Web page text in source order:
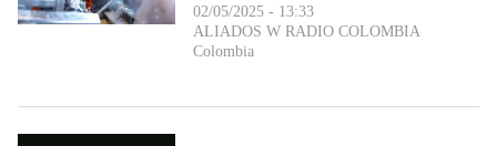
02/05/2025 - 13:33
ALIADOS W RADIO COLOMBIA
Colombia